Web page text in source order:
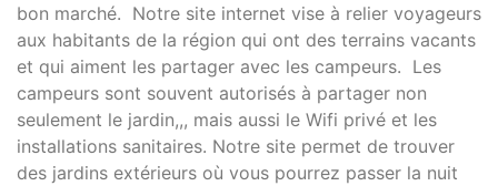
bon marché. Notre site internet vise à relier voyageurs
aux habitants de la région qui ont des terrains vacants
et qui aiment les partager avec les campeurs. Les
campeurs sont souvent autorisés à partager non
seulement le jardin,,, mais aussi le Wifi privé et les
installations sanitaires. Notre site permet de trouver
des jardins extérieurs où vous pourrez passer la nuit